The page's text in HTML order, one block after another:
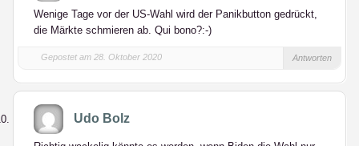
Wenige Tage vor der US-Wahl wird der Panikbutton gedrückt,
die Märkte schmieren ab. Qui bono?:-)
Gepostet am 28. Oktober 2020 Antworten
Udo Bolz